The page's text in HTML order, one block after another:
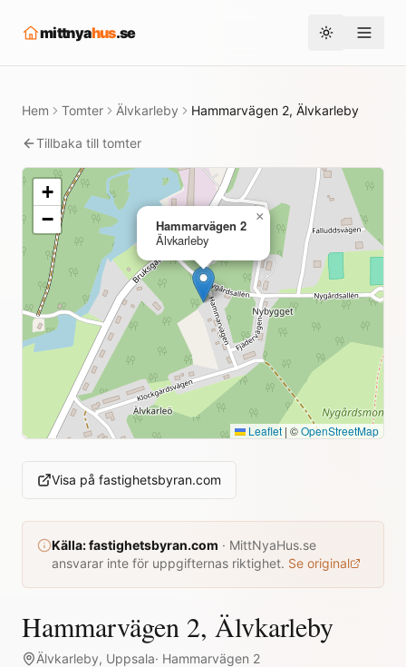
mittnyahus.se Toggle theme
Hem Tomter Älvkarleby Hammarvägen 2, Älvkarleby
Tillbaka till tomter
Hammarvägen 2
Älvkarleby
×
+
−
Leaflet | ©OpenStreetMap
Visa på fastighetsbyran.com
Källa:fastighetsbyran.com · MittNyaHus.se
ansvarar inte för uppgifternas riktighet. Se original
Hammarvägen 2, Älvkarleby
Älvkarleby, Uppsala· Hammarvägen 2